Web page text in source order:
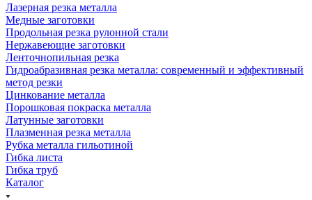
Лазерная резка металла
Медные заготовки
Продольная резка рулонной стали
Нержавеющие заготовки
Ленточнопильная резка
Гидроабразивная резка металла: современный и эффективный
метод резки
Цинкование металла
Порошковая покраска металла
Латунные заготовки
Плазменная резка металла
Рубка металла гильотиной
Гибка листа
Гибка труб
Каталог